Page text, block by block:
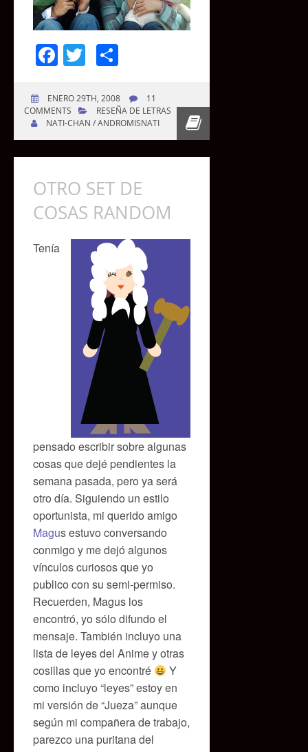
Facebook
Twitter
ENERO 29TH, 2008
11
COMMENTS
RESEÑA DE LETRAS
NATI-CHAN / ANDROMISNATI
OTRO SET DE
COSAS RANDOM
Tenía
pensado escribir sobre algunas
cosas que dejé pendientes la
semana pasada, pero ya será
otro día. Siguiendo un estilo
oportunista, mi querido amigo
Magus estuvo conversando
conmigo y me dejó algunos
vínculos curiosos que yo
publico con su semi-permiso.
Recuerden, Magus los
encontró, yo sólo difundo el
mensaje. También incluyo una
lista de leyes del Anime y otras
cosillas que yo encontré
Y
como incluyo “leyes” estoy en
mi versión de “Jueza” aunque
según mi compañera de trabajo,
parezco una puritana del